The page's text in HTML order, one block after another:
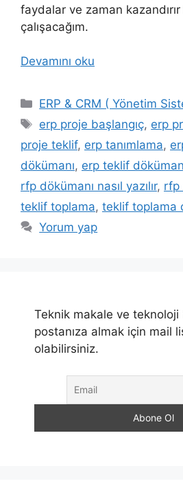
faydalar ve zaman
çalışacağım.
Devamını oku
Kategoriler
ERP & CRM ( Yönetim
Etiketler
erp proje başlangıç, erp
proje teklif, erp tanımlama,
dökümanı, erp teklif
rfp dökümanı nasıl yazılır, rfp
teklif toplama, teklif toplama
Yorum yap
Teknik makale ve
postanıza almak için mail
olabilirsiniz.